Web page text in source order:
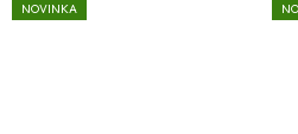
NOVINKA